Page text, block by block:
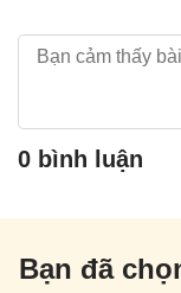
0 bình luận
Bạn đã